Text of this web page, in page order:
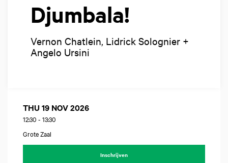
Djumbala!
Vernon Chatlein, Lidrick Solognier +
Angelo Ursini
THU 19 NOV 2026
12:30 - 13:30
Grote Zaal
Inschrijven